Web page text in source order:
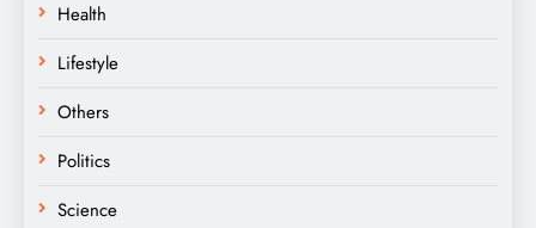
Health
Lifestyle
Others
Politics
Science